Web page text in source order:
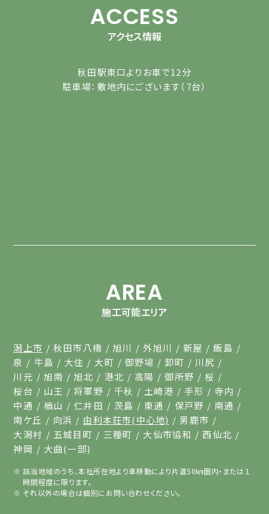
ACCESS
アクセス情報
秋田駅東口よりお車で12分
駐車場：敷地内にございます（7台）
AREA
施工可能エリア
潟上市 秋田市八橋 旭川 外旭川 新屋
飯島
泉
牛島 大住 大町 御野場 卸町
川尻
川元
旭南 旭北 港北 高陽 御所野
桜
桜台
山王 将軍野 千秋 土崎港 手形
寺内
中通
楢山 仁井田 茨島 東通 保戸野
南通
南ケ丘
向浜 由利本荘市(中心地)
男鹿市
大潟村
五城目町 三種町 大仙市協和
西仙北
神岡
大曲(一部)
該当地域のうち、本社所在地より車移動により片道50㎞圏内・または１
時間程度に限ります。
それ以外の場合は個別にお問い合わせください。